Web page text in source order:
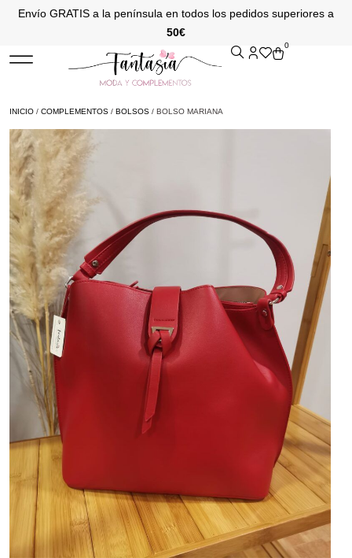
Envío GRATIS a la península en todos los pedidos superiores a
50€
0
INICIO / COMPLEMENTOS / BOLSOS / BOLSO MARIANA